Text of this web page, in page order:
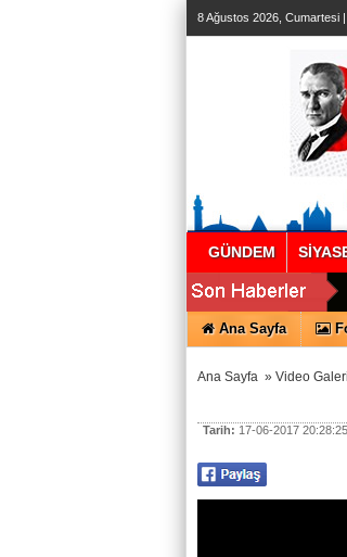
8 Ağustos 2026, Cumartesi |
GÜNDEM
Ana Sayfa
Ana Sayfa » Video Galeri
Tarih: 17-06-2017 20:28:25